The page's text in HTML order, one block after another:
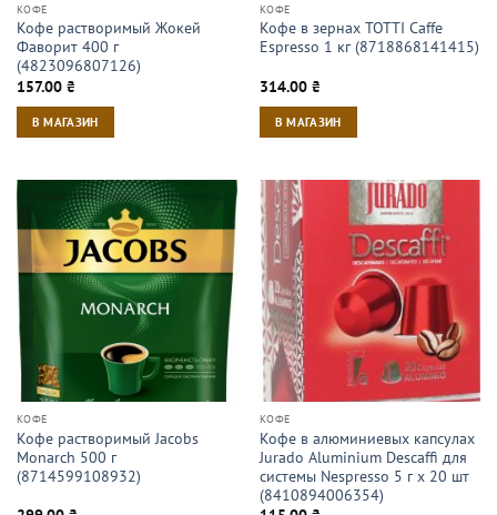
КОФЕ
Кофе растворимый Жокей
Фаворит 400 г
(4823096807126)
157.00 ₴
В МАГАЗИН
КОФЕ
Кофе в зернах TOTTI Caffe
Espresso 1 кг (8718868141415)
314.00 ₴
В МАГАЗИН
КОФЕ
Кофе растворимый Jacobs
Monarch 500 г
(8714599108932)
КОФЕ
Кофе в алюминиевых капсулах
Jurado Aluminium Descaffi для
системы Nespresso 5 г х 20 шт
(8410894006354)